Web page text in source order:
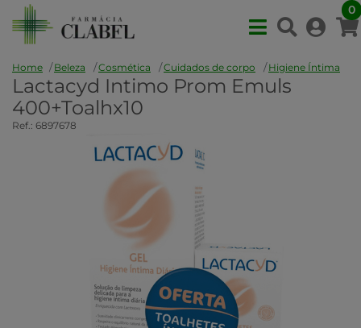
0
Home Beleza Cosmética Cuidados de corpo Higiene Íntima
Lactacyd Intimo Prom Emuls
400+Toalhx10
Ref.: 6897678